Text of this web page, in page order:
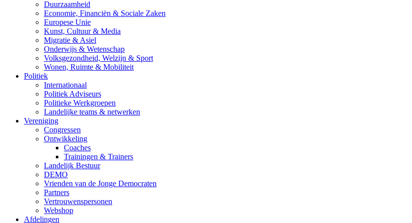
Duurzaamheid
Economie, Financiën & Sociale Zaken
Europese Unie
Kunst, Cultuur & Media
Migratie & Asiel
Onderwijs & Wetenschap
Volksgezondheid, Welzijn & Sport
Wonen, Ruimte & Mobiliteit
Politiek
Internationaal
Politiek Adviseurs
Politieke Werkgroepen
Landelijke teams & netwerken
Vereniging
Congressen
Ontwikkeling
Coaches
Trainingen & Trainers
Landelijk Bestuur
DEMO
Vrienden van de Jonge Democraten
Partners
Vertrouwenspersonen
Webshop
Afdelingen